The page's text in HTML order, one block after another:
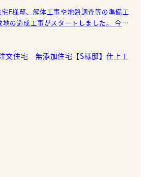
F様邸、解体工事や地盤調査等の準備工
の造成工事がスタートしました。 今回